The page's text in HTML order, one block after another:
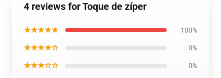
4 reviews for Toque de zíper
★★★★★ 100%
★★★★☆ 0%
★★★☆☆ 0%